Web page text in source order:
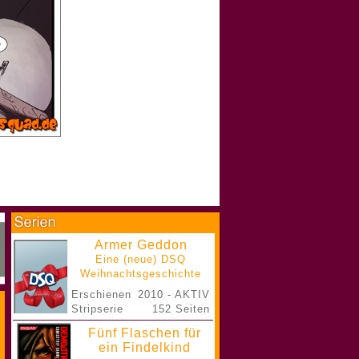
Armer Geddon
Eine (neue) DSQ
Weihnachtsgeschichte
Erschienen
Stripserie
2010 - AKTIV
152 Seiten
Fünf Flaschen für
ein Findelkind